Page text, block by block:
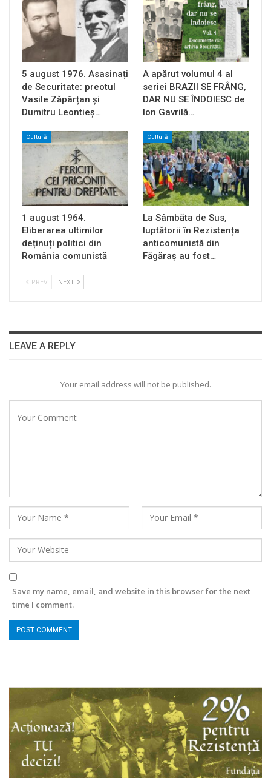
5 august 1976. Asasinați
de Securitate: preotul
Vasile Zăpârțan și
Dumitru Leontieș…
A apărut volumul 4 al
seriei BRAZII SE FRÂNG,
DAR NU SE ÎNDOIESC de
Ion Gavrilă…
Cultură
1 august 1964.
Eliberarea ultimilor
deținuți politici din
România comunistă
Cultură
La Sâmbăta de Sus,
luptătorii în Rezistența
anticomunistă din
Făgăraș au fost…
PREV NEXT
LEAVE A REPLY
Your email address will not be published.
Save my name, email, and website in this browser for the next
time I comment.